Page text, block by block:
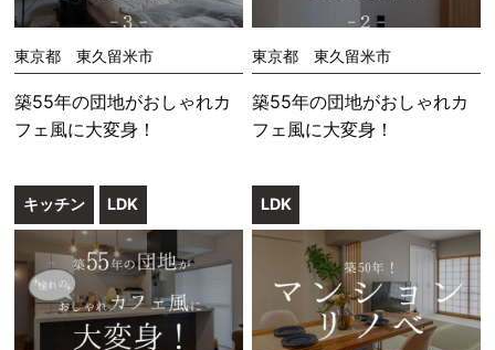
東京都 東久留米市
築55年の団地がおしゃれカ
フェ風に大変身！
東京都 東久留米市
築55年の団地がおしゃれカ
フェ風に大変身！
キッチン LDK LDK